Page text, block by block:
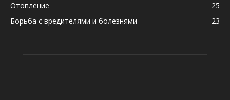
Отопление
25
Борьба с вредителями и болезнями
23